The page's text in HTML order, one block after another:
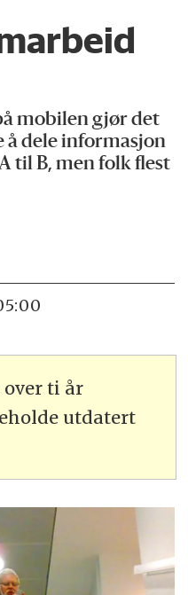
mobilen gjør det
dele informasjon
til B, men folk flest
ti år
utdatert